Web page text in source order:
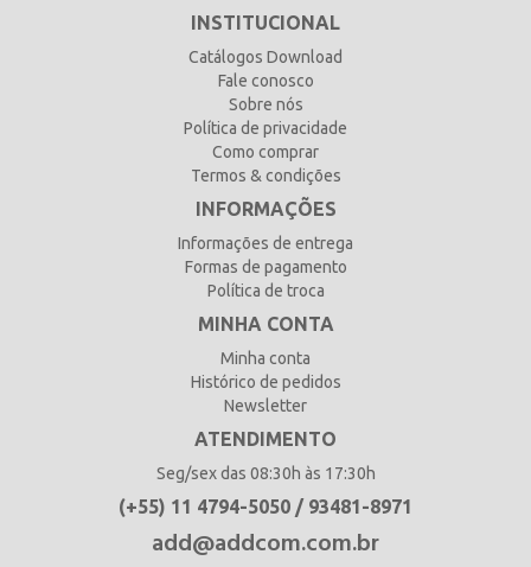
INSTITUCIONAL
Catálogos Download
Fale conosco
Sobre nós
Política de privacidade
Como comprar
Termos & condições
INFORMAÇÕES
Informações de entrega
Formas de pagamento
Política de troca
MINHA CONTA
Minha conta
Histórico de pedidos
Newsletter
ATENDIMENTO
Seg/sex das 08:30h às 17:30h
(+55) 11 4794-5050 / 93481-8971
add@addcom.com.br